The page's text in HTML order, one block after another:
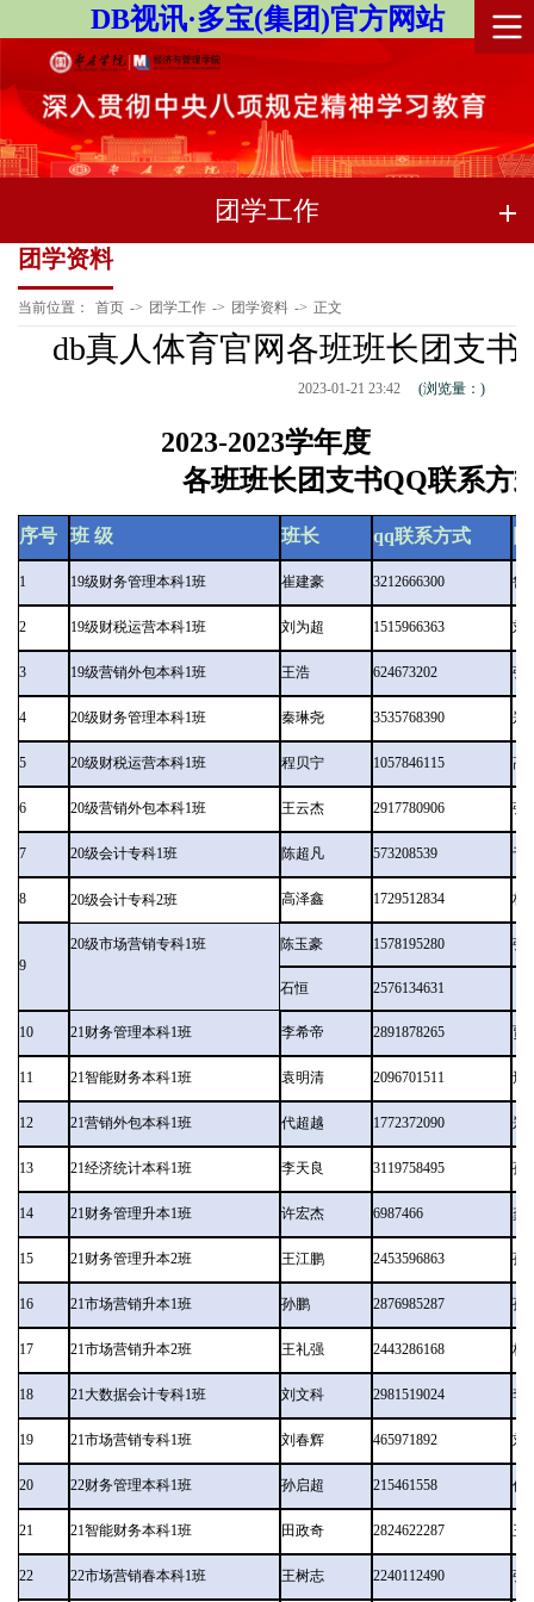
DB视讯·多宝(集团)官方网站
团学工作
团学资料
当前位置： 首页 -> 团学工作 -> 团学资料 -> 正文
db真人体育官网各班班长团支书
2023-01-21 23:42 (浏览量： )
2023-2023学年度
各班班长团支书QQ联系方
序号 班 级 班长 qq联系方式
1 19级财务管理本科1班 崔建豪 3212666300 鲁
2 19级财税运营本科1班 刘为超 1515966363 刘
3 19级营销外包本科1班 王浩 624673202 张
4 20级财务管理本科1班 秦琳尧 3535768390 郑
5 20级财税运营本科1班 程贝宁 1057846115 高
6 20级营销外包本科1班 王云杰 2917780906 张
7 20级会计专科1班 陈超凡 573208539 于
8 20级会计专科2班 高泽鑫 1729512834 林
9
20级市场营销专科1班 陈玉豪 1578195280 张
石恒 2576134631
10 21财务管理本科1班 李希帝 2891878265 贾
11 21智能财务本科1班 袁明清 2096701511 邢
12 21营销外包本科1班 代超越 1772372090 郑
13 21经济统计本科1班 李天良 3119758495 孙
14 21财务管理升本1班 许宏杰 6987466 龚
15 21财务管理升本2班 王江鹏 2453596863 孙
16 21市场营销升本1班 孙鹏 2876985287 孙
17 21市场营销升本2班 王礼强 2443286168 杨
18 21大数据会计专科1班 刘文科 2981519024 李
19 21市场营销专科1班 刘春辉 465971892 刘
20 22财务管理本科1班 孙启超 215461558 任
21 21智能财务本科1班 田政奇 2824622287 王
22 22市场营销春本科1班 王树志 2240112490 张